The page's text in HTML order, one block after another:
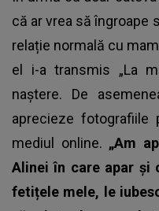
că ar vrea să îngroape
relație normală cu
el i-a transmis „La
naștere. De
aprecieze fotografiile
mediul online. „Am
Alinei în care apar și
fetițele mele, le